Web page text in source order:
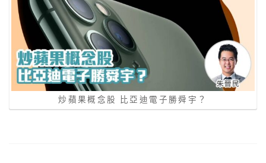
炒蘋果概念股 比亞迪電子勝舜宇？